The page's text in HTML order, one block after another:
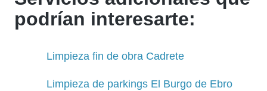
podrían interesarte:
Limpieza fin de obra Cadrete
Limpieza de parkings El Burgo de Ebro